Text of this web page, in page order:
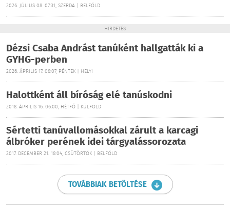
2026. JÚLIUS 08. 07:31, SZERDA | BELFÖLD
HIRDETÉS
Dézsi Csaba Andrást tanúként hallgatták ki a
GYHG-perben
2026. ÁPRILIS 17. 08:07, PÉNTEK | HELYI
Halottként áll bíróság elé tanúskodni
2018. ÁPRILIS 16. 06:00, HÉTFŐ | KÜLFÖLD
Sértetti tanúvallomásokkal zárult a karcagi
álbróker perének idei tárgyalássorozata
2017. DECEMBER 21. 18:04, CSÜTÖRTÖK | BELFÖLD
TOVÁBBIAK BETÖLTÉSE